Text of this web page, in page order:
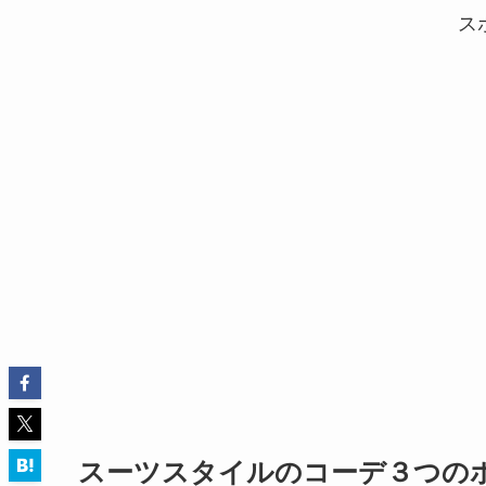
ス
スーツスタイルのコーデ３つの